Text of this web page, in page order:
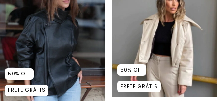
50% OFF
FRETE GRÁTIS
50% OFF
FRETE GRÁTIS